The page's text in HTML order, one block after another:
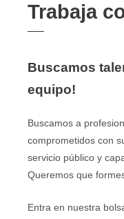
Trabaja
Buscamos
equipo!
Buscamos a
comprometidos con
servicio público y
Queremos que
Entra en nuestra